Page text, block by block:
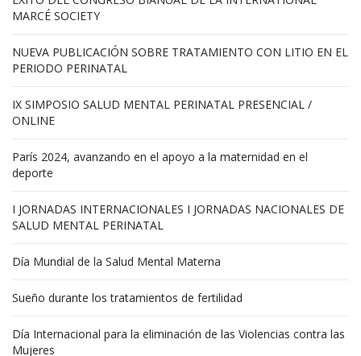
MARCÉ SOCIETY
NUEVA PUBLICACIÓN SOBRE TRATAMIENTO CON LITIO EN EL
PERIODO PERINATAL
IX SIMPOSIO SALUD MENTAL PERINATAL PRESENCIAL /
ONLINE
París 2024, avanzando en el apoyo a la maternidad en el
deporte
I JORNADAS INTERNACIONALES I JORNADAS NACIONALES DE
SALUD MENTAL PERINATAL
Día Mundial de la Salud Mental Materna
Sueño durante los tratamientos de fertilidad
Día Internacional para la eliminación de las Violencias contra las
Mujeres